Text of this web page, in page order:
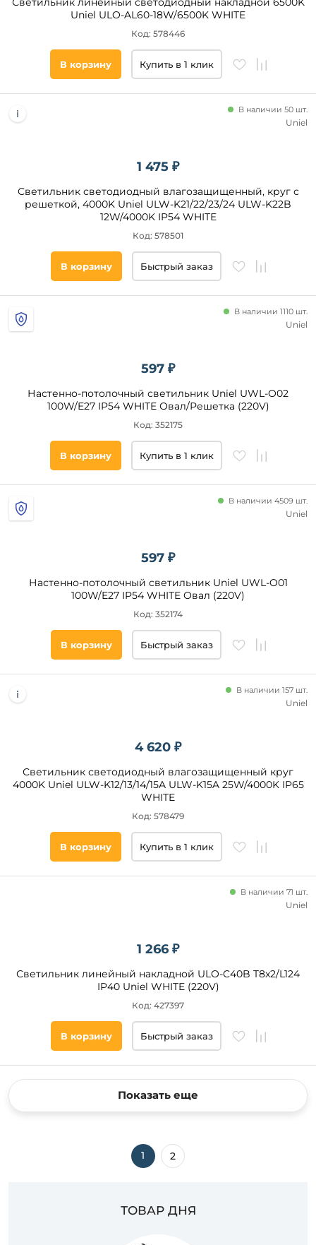
Uniel ULO-AL60-18W/6500K WHITE
Код: 578446
В корзину Купить в 1 клик
1 475 ₽
Светильник светодиодный влагозащищенный, круг с
решеткой, 4000K Uniel ULW-K21/22/23/24 ULW-K22B
12W/4000K IP54 WHITE
В наличии 50 шт.
Код: 578501
Uniel
В корзину Быстрый заказ
597 ₽
Настенно-потолочный светильник Uniel UWL-O02
100W/E27 IP54 WHITE Овал/Решетка (220V)
В наличии 1110 шт.
Код: 352175
Uniel
В корзину Купить в 1 клик
597 ₽
Настенно-потолочный светильник Uniel UWL-O01
100W/E27 IP54 WHITE Овал (220V)
В наличии 4509 шт.
Код: 352174
Uniel
В корзину Быстрый заказ
4 620 ₽
Светильник светодиодный влагозащищенный круг
4000K Uniel ULW-K12/13/14/15A ULW-K15A 25W/4000K IP65
WHITE
В наличии 157 шт.
Код: 578479
Uniel
В корзину Купить в 1 клик
1 266 ₽
Светильник линейный накладной ULO-C40B T8x2/L124
IP40 Uniel WHITE (220V)
В наличии 71 шт.
Код: 427397
Uniel
В корзину Быстрый заказ
Показать еще
1 2
ТОВАР ДНЯ